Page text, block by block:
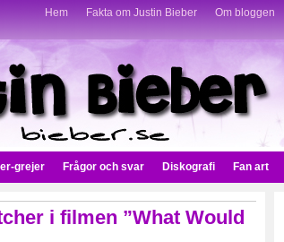
Hem Fakta om Justin Bieber Om bloggen
grejer Frågor och svar Diskografi Fan art
i filmen ”What Would